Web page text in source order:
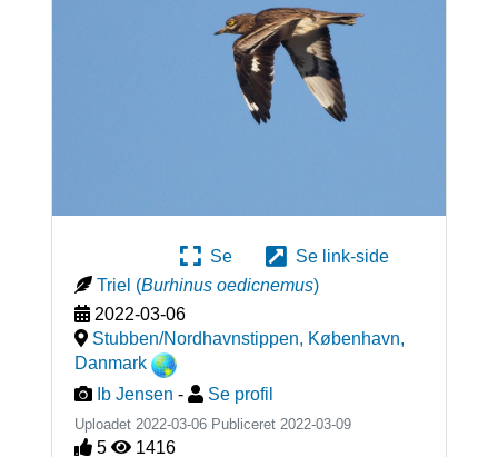
Se
Se link-side
Triel (Burhinus oedicnemus)
2022-03-06
Stubben/Nordhavnstippen, København,
Danmark
Ib Jensen - Se profil
Uploadet 2022-03-06 Publiceret 2022-03-09
5 1416